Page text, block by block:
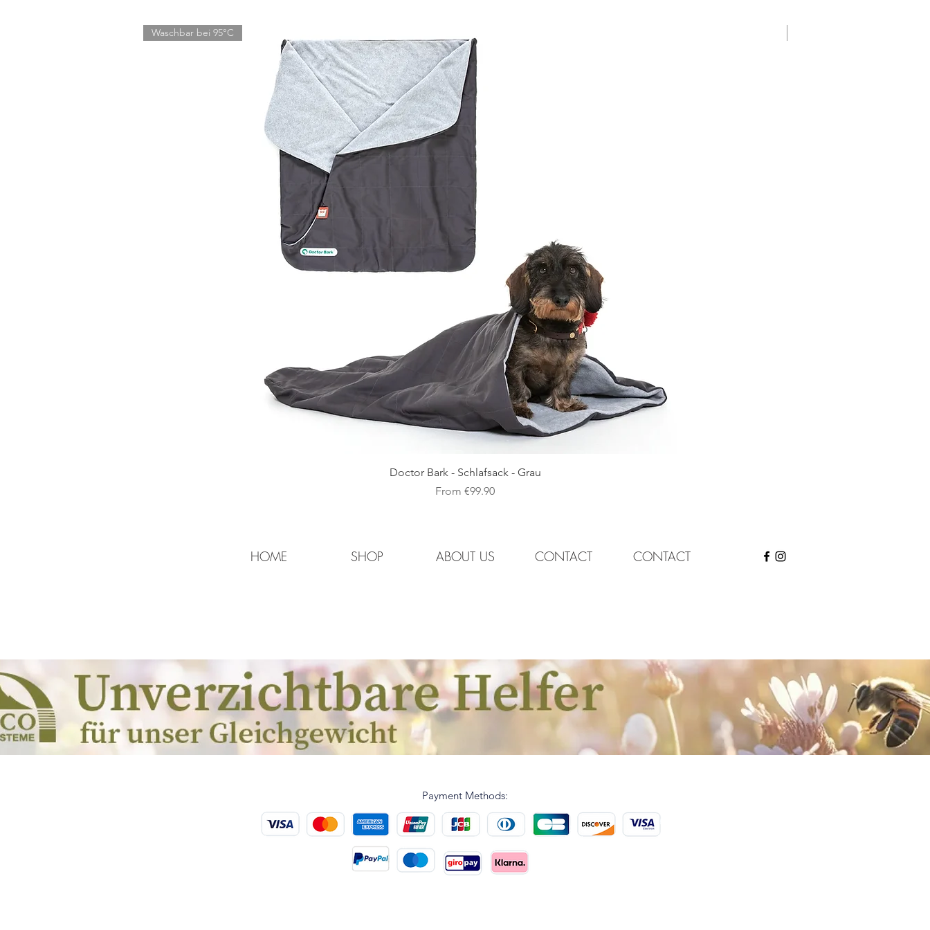
31,5 - 34,5
34,5 - 36,5
36,5 - 39,5
37 - 43
42 - 48
47 - 53
52 - 58
57 - 63
Miss von dort bis zum getragenen Loch und vergleiche diese Länge mit der Maßangabe des Wunschbandes
Quick View
Waschbar bei 95°C
Doctor Bark - Schlafsack - Grau
From €99.90
Sale Price
HOME SHOP ABOUT US CONTACT CONTACT
Payment Methods: